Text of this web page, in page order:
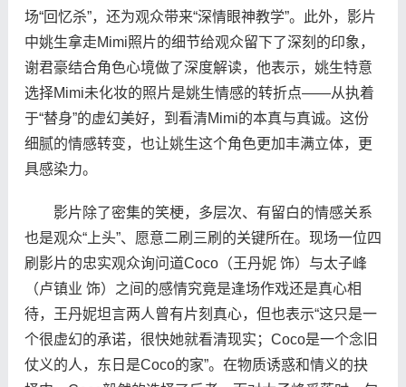
场“回忆杀”，还为观众带来“深情眼神教学”。此外，影片
中姚生拿走Mimi照片的细节给观众留下了深刻的印象，
谢君豪结合角色心境做了深度解读，他表示，姚生特意
选择Mimi未化妆的照片是姚生情感的转折点——从执着
于“替身”的虚幻美好，到看清Mimi的本真与真诚。这份
细腻的情感转变，也让姚生这个角色更加丰满立体，更
具感染力。
影片除了密集的笑梗，多层次、有留白的情感关系
也是观众“上头”、愿意二刷三刷的关键所在。现场一位四
刷影片的忠实观众询问道Coco（王丹妮 饰）与太子峰
（卢镇业 饰）之间的感情究竟是逢场作戏还是真心相
待，王丹妮坦言两人曾有片刻真心，但也表示“这只是一
个很虚幻的承诺，很快她就看清现实；Coco是一个念旧
仗义的人，东日是Coco的家”。在物质诱惑和情义的抉